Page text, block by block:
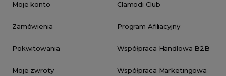
Moje konto
Zamówienia
Pokwitowania
Moje zwroty
Clamodi Club
Program Afiliacyjny
Współpraca Handlowa B2B
Współpraca Marketingowa